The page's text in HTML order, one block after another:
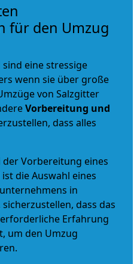
für den Umzug
eine stressige
wenn sie über große
von Salzgitter
Vorbereitung und
dass alles
Vorbereitung eines
die Auswahl eines
in
dass das
Erfahrung
um den Umzug